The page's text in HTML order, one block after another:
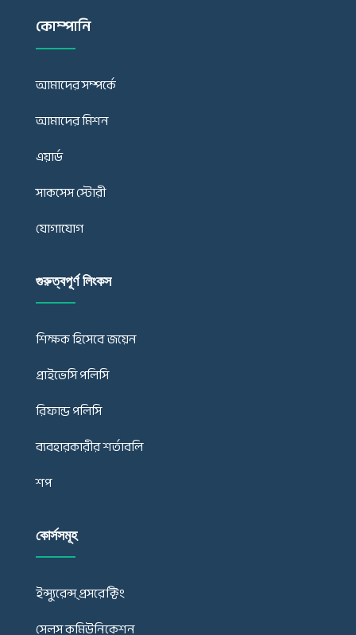
কোম্পানি
আমাদের সম্পর্কে
আমাদের মিশন
এয়ার্ড
সাকসেস স্টোরী
যোগাযোগ
গুরুত্বপূর্ণ লিংকস
শিক্ষক হিসেবে জয়েন
প্রাইভেসি পলিসি
রিফান্ড পলিসি
ব্যবহারকারীর শর্তাবলি
শপ
কোর্সসমূহ
ইন্স্যুরেন্স্ প্রসরেক্টিং
সেলস কমিউনিকেশন